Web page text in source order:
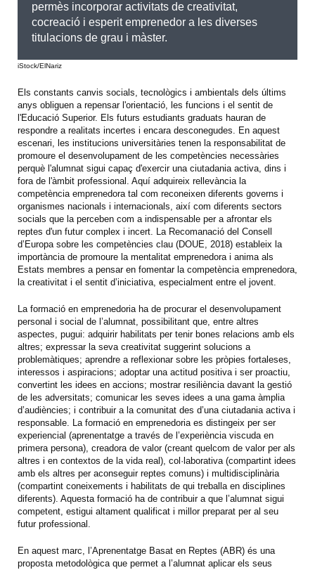
permès incorporar activitats de creativitat,
cocreació i esperit emprenedor a les diverses
titulacions de grau i màster.
iStock/ElNariz
Els constants canvis socials, tecnològics i ambientals dels últims
anys obliguen a repensar l'orientació, les funcions i el sentit de
l'Educació Superior. Els futurs estudiants graduats hauran de
respondre a realitats incertes i encara desconegudes. En aquest
escenari, les institucions universitàries tenen la responsabilitat de
promoure el desenvolupament de les competències necessàries
perquè l'alumnat sigui capaç d'exercir una ciutadania activa, dins i
fora de l'àmbit professional. Aquí adquireix rellevància la
competència emprenedora tal com reconeixen diferents governs i
organismes nacionals i internacionals, així com diferents sectors
socials que la perceben com a indispensable per a afrontar els
reptes d'un futur complex i incert. La Recomanació del Consell
d’Europa sobre les competències clau (DOUE, 2018) estableix la
importància de promoure la mentalitat emprenedora i anima als
Estats membres a pensar en fomentar la competència emprenedora,
la creativitat i el sentit d’iniciativa, especialment entre el jovent.
La formació en emprenedoria ha de procurar el desenvolupament
personal i social de l’alumnat, possibilitant que, entre altres
aspectes, pugui: adquirir habilitats per tenir bones relacions amb els
altres; expressar la seva creativitat suggerint solucions a
problemàtiques; aprendre a reflexionar sobre les pròpies fortaleses,
interessos i aspiracions; adoptar una actitud positiva i ser proactiu,
convertint les idees en accions; mostrar resiliència davant la gestió
de les adversitats; comunicar les seves idees a una gama àmplia
d’audiències; i contribuir a la comunitat des d’una ciutadania activa i
responsable. La formació en emprenedoria es distingeix per ser
experiencial (aprenentatge a través de l’experiència viscuda en
primera persona), creadora de valor (creant quelcom de valor per als
altres i en contextos de la vida real), col·laborativa (compartint idees
amb els altres per aconseguir reptes comuns) i multidisciplinària
(compartint coneixements i habilitats de qui treballa en disciplines
diferents). Aquesta formació ha de contribuir a que l’alumnat sigui
competent, estigui altament qualificat i millor preparat per al seu
futur professional.
En aquest marc, l’Aprenentatge Basat en Reptes (ABR) és una
proposta metodològica que permet a l’alumnat aplicar els seus